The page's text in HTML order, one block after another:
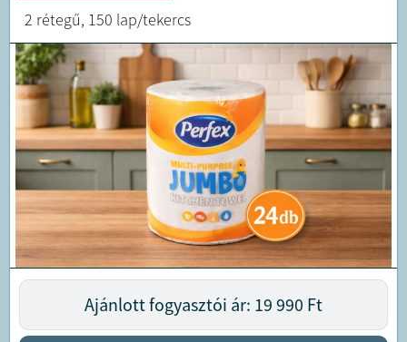
2 rétegű, 150 lap/tekercs
Ajánlott fogyasztói ár: 19 990 Ft